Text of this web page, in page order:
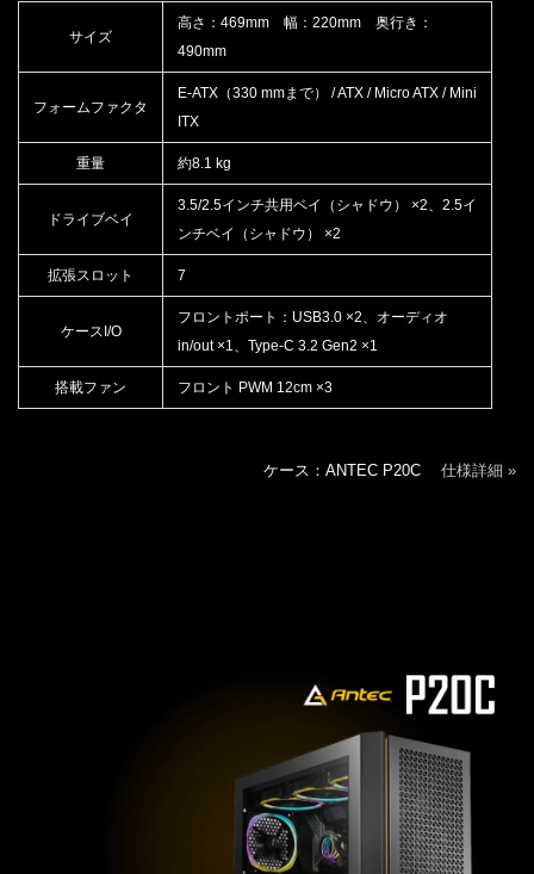
サイズ
高さ：469mm 幅：220mm 奥行き：
490mm
フォームファクタ
E-ATX（330 mmまで） / ATX / Micro ATX / Mini
ITX
重量 約8.1 kg
ドライブベイ
3.5/2.5インチ共用ベイ（シャドウ） ×2、2.5イ
ンチベイ（シャドウ） ×2
拡張スロット 7
ケースI/O
フロントポート：USB3.0 ×2、オーディオ
in/out ×1、Type-C 3.2 Gen2 ×1
搭載ファン フロント PWM 12cm ×3
ケース：ANTEC P20C 仕様詳細 »